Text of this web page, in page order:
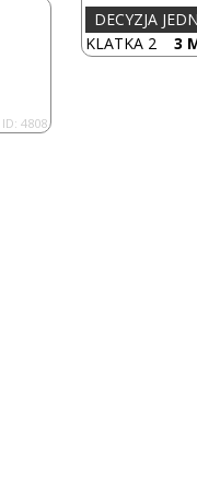
ID: 4808
KLATKA 2 3
DECYZJA